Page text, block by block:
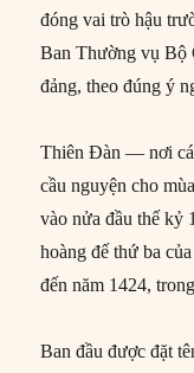
đóng vai trò hậu
Ban Thường vụ Bộ
đảng, theo đúng ý
Thiên Đàn — nơi
cầu nguyện cho
vào nửa đầu thế kỷ
hoàng đế thứ ba
đến năm 1424,
Ban đầu được đặt